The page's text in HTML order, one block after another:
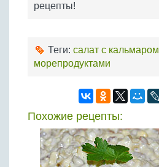
рецепты!
Теги: салат с кальмаром
морепродуктами
Похожие рецепты: